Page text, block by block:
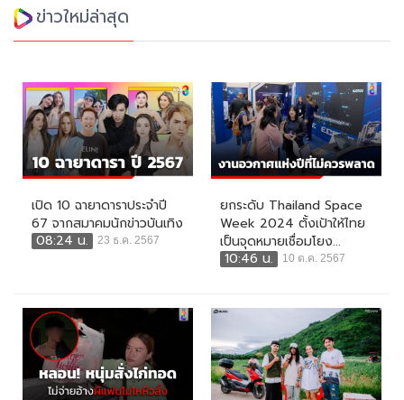
ข่าวใหม่ล่าสุด
เปิด 10 ฉายาดาราประจำปี
67 จากสมาคมนักข่าวบันเทิง
08:24 น.
23 ธ.ค. 2567
ยกระดับ Thailand Space
Week 2024 ตั้งเป้าให้ไทย
เป็นจุดหมายเชื่อมโยง...
10:46 น.
10 ต.ค. 2567